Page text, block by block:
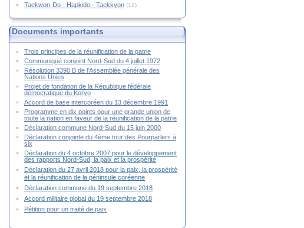
Taekwon-Do - Hapkido - Taekkyon (12)
Documents importants
Trois principes de la réunification de la patrie
Communiqué conjoint Nord-Sud du 4 juillet 1972
Résolution 3390 B de l'Assemblée générale des
Nations Unies
Projet de fondation de la République fédérale
démocratique du Koryo
Accord de base intercoréen du 13 décembre 1991
Programme en dix points pour une grande union de
toute la nation en faveur de la réunification de la patrie
Déclaration commune Nord-Sud du 15 juin 2000
Déclaration conjointe du 4ème tour des Pourparlers à
six
Déclaration du 4 octobre 2007 pour le développement
des rapports Nord-Sud, la paix et la prospérité
Déclaration du 27 avril 2018 pour la paix, la prospérité
et la réunification de la péninsule coréenne
Déclaration commune du 19 septembre 2018
Accord militaire global du 19 septembre 2018
Pétition pour un traité de paix